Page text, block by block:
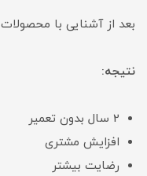
بعد از آشنایی با محصولات ZILUXE، برنامه منظم اجرا کرد.
نتیجه:
2 سال بدون تعمیر
افزایش مشتری
رضایت بیشتر